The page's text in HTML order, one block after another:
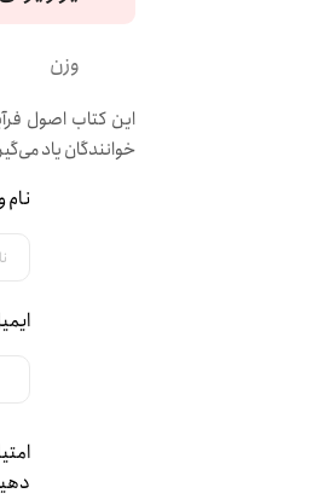
وزن
این کتاب اصول
خوانندگان یاد
نام